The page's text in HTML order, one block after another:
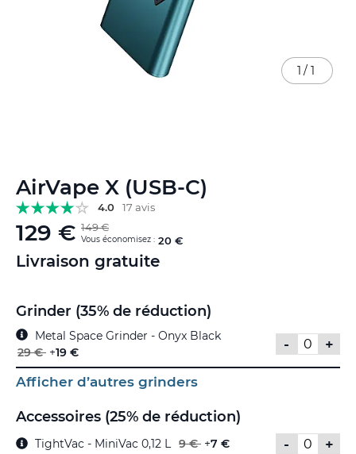
AirVape X (USB-C)
4.0 17 avis
129 € 149 €
Vous économisez : 20 €
Livraison gratuite
Grinder (35% de réduction)
-
+
Metal Space Grinder - Onyx Black
29 € +19 €
Afficher d’autres grinders
Accessoires (25% de réduction)
-
+
TightVac - MiniVac 0,12 L 9 € +7 €
1 / 1
to
the
beginning
of
the
images